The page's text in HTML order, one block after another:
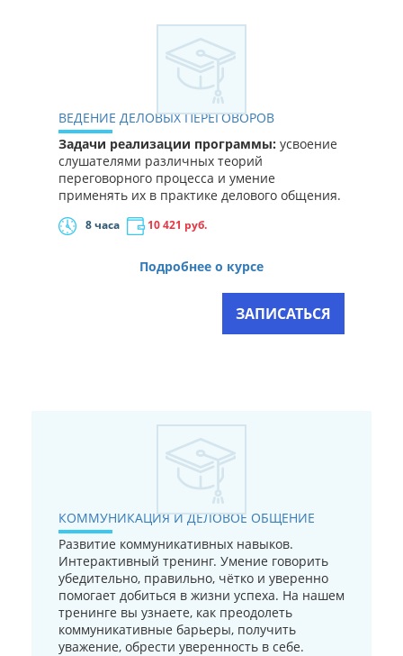
ВЕДЕНИЕ ДЕЛОВЫХ ПЕРЕГОВОРОВ
Задачи реализации программы: усвоение
слушателями различных теорий
переговорного процесса и умение
применять их в практике делового общения.
8 часа 10 421 руб.
Подробнее о курсе
ЗАПИСАТЬСЯ
КОММУНИКАЦИЯ И ДЕЛОВОЕ ОБЩЕНИЕ
Развитие коммуникативных навыков.
Интерактивный тренинг. Умение говорить
убедительно, правильно, чётко и уверенно
помогает добиться в жизни успеха. На нашем
тренинге вы узнаете, как преодолеть
коммуникативные барьеры, получить
уважение, обрести уверенность в себе.